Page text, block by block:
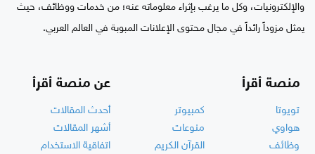
والإلكترونيات، وكل ما يرغب بإثراء معلوماته عنه؛ من خدمات ووظائف، حيث
يمثل مزوداً رائداً في مجال محتوى الإعلانات المبوبة في العالم العربي.
منصة أقرأ
تويوتا
كمبيوتر
هواوي
منوعات
وظائف
القرآن الكريم
عن منصة أقرأ
أحدث المقالات
أشهر المقالات
اتفاقية الاستخدام